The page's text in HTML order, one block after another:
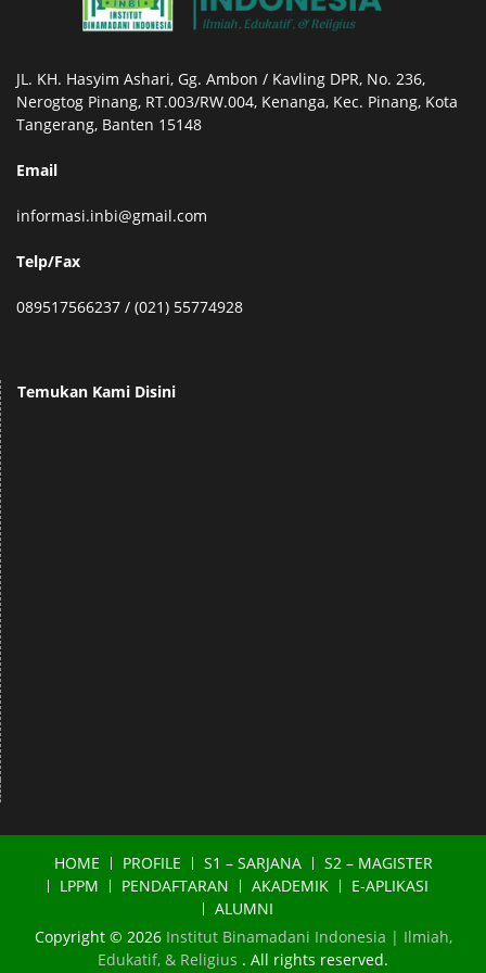
JL. KH. Hasyim Ashari, Gg. Ambon / Kavling DPR, No. 236,
Nerogtog Pinang, RT.003/RW.004, Kenanga, Kec. Pinang, Kota
Tangerang, Banten 15148
Email
informasi.inbi@gmail.com
Telp/Fax
089517566237 / (021) 55774928
Temukan Kami Disini
HOME PROFILE S1 – SARJANA
S2 – MAGISTER
LPPM
PENDAFTARAN AKADEMIK
E-APLIKASI
ALUMNI
Copyright © 2026 Institut Binamadani Indonesia | Ilmiah,
Edukatif, & Religius . All rights reserved.